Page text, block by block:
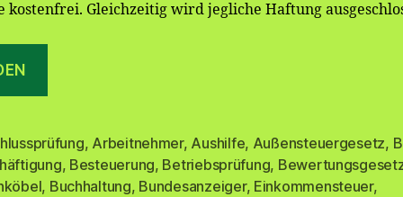
kostenfrei. Gleichzeitig wird jegliche Haftung
, Arbeitnehmer, Aushilfe, Außensteuergesetz,
, Besteuerung, Betriebsprüfung,
, Buchhaltung, Bundesanzeiger, Einkommensteuer,